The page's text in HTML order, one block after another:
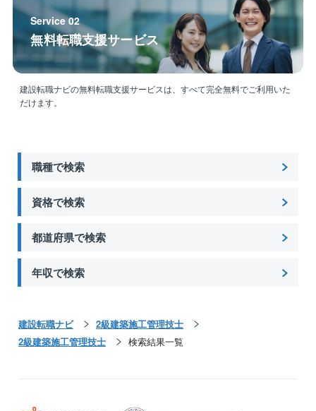
安定した経営基盤がございます。
◎自治体の方の入社実績多数！ 発注者側の経験を活か
して、ご活躍中の方が多数いらっしゃいます。
社員の心身の健康を企業成長の基盤と捉え、「健康経
営」にも積極的に取り組んでおり、2025年度には健康
経営優良法人（中小規模優良法人部門）ネクストブラ
Service 02
無料転職支援サービス
建設転職ナビの無料転職支援サービスは、すべて完全無料でご利用いた
だけます。
職種で検索
資格で検索
都道府県で検索
年収で検索
建設転職ナビ
2級建築施工管理技士
2級建築施工管理技士
検索結果一覧